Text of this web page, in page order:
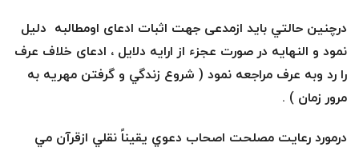
درچنين حالتي باید ازمدعی جهت اثبات ادعای اومطالبه دلیل
نمود و النهایه در صورت عجزء از ارایه دلایل ، ادعای خلاف عرف
را رد وبه عرف مراجعه نمود ( شروع زندگي و گرفتن مهريه به
مرور زمان ) .
درمورد رعايت مصلحت اصحاب دعوي يقيناً نقلي ازقرآن مي